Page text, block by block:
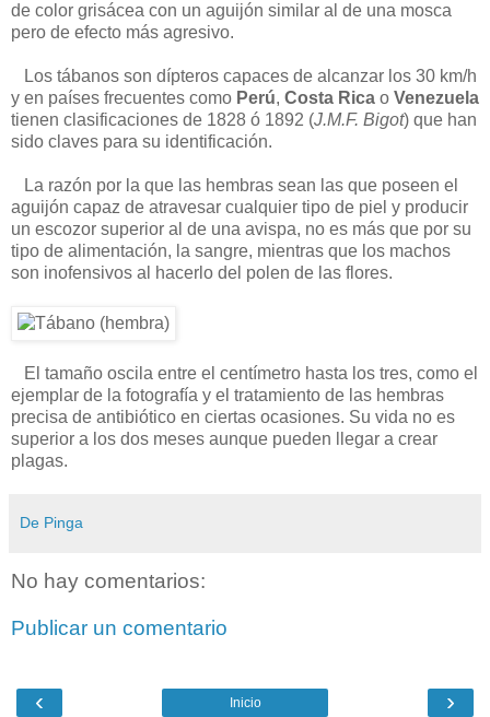
de color grisácea con un aguijón similar al de una mosca
pero de efecto más agresivo.
Los tábanos son dípteros capaces de alcanzar los 30 km/h
y en países frecuentes como Perú, Costa Rica o Venezuela
tienen clasificaciones de 1828 ó 1892 (J.M.F. Bigot) que han
sido claves para su identificación.
La razón por la que las hembras sean las que poseen el
aguijón capaz de atravesar cualquier tipo de piel y producir
un escozor superior al de una avispa, no es más que por su
tipo de alimentación, la sangre, mientras que los machos
son inofensivos al hacerlo del polen de las flores.
El tamaño oscila entre el centímetro hasta los tres, como el
ejemplar de la fotografía y el tratamiento de las hembras
precisa de antibiótico en ciertas ocasiones. Su vida no es
superior a los dos meses aunque pueden llegar a crear
plagas.
De Pinga
No hay comentarios:
Publicar un comentario
‹ ›
Inicio